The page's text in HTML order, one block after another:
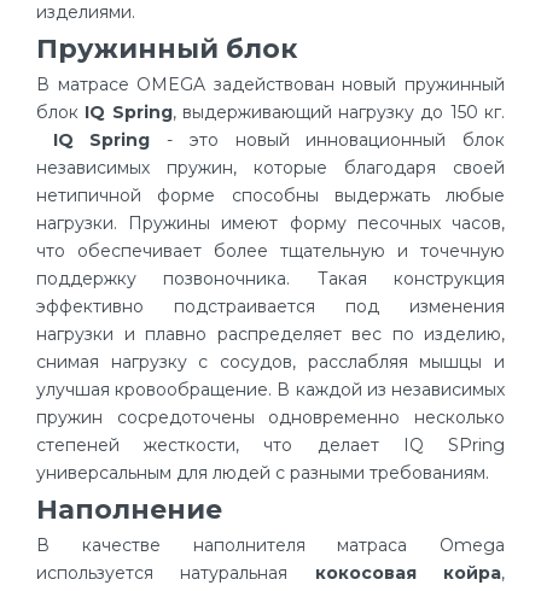
изделиями.
Пружинный блок
В матрасе OMEGA задействован новый пружинный
блок IQ Spring, выдерживающий нагрузку до 150 кг.
IQ Spring - это новый инновационный блок
независимых пружин, которые благодаря своей
нетипичной форме способны выдержать любые
нагрузки. Пружины имеют форму песочных часов,
что обеспечивает более тщательную и точечную
поддержку позвоночника. Такая конструкция
эффективно подстраивается под изменения
нагрузки и плавно распределяет вес по изделию,
снимая нагрузку с сосудов, расслабляя мышцы и
улучшая кровообращение. В каждой из независимых
пружин сосредоточены одновременно несколько
степеней жесткости, что делает IQ SPring
универсальным для людей с разными требованиям.
Наполнение
В качестве наполнителя матраса Omega
используется натуральная кокосовая койра,